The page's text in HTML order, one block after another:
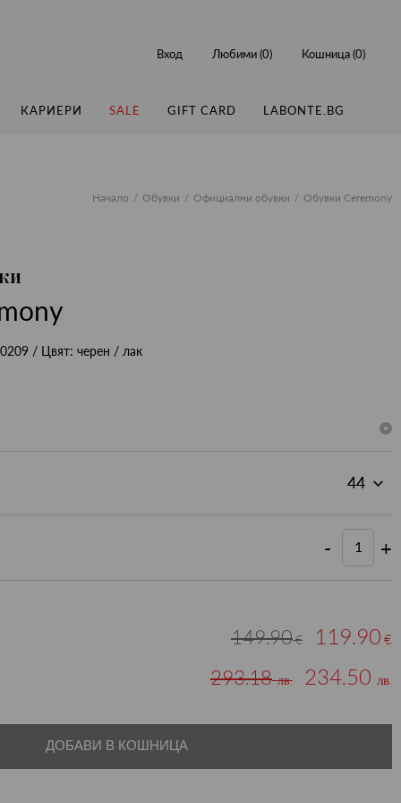
КАРИЕРИ SALE GIFT CARD LABONTE.BG
Вход Любими (0) Кошница (0)
Начало Обувки Официални обувки Обувки Ceremony
/ Цвят: черен / лак
- +
149.90€ 119.90 €
293.18лв. 234.50 лв.
ДОБАВИ В КОШНИЦА